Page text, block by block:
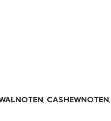
, CASHEWNOTEN,